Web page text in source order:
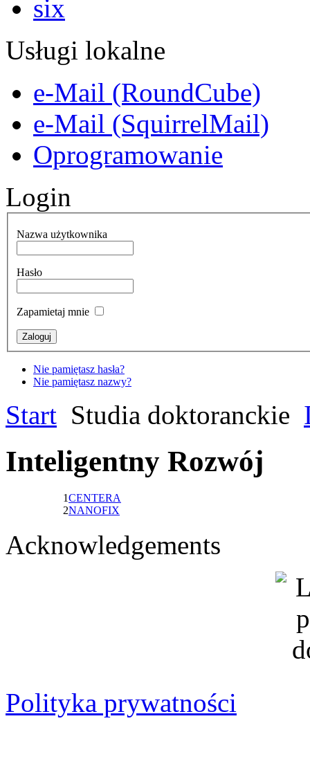
Usługi lokalne
e-Mail (RoundCube)
e-Mail (SquirrelMail)
Oprogramowanie
Login
Nazwa użytkownika
Hasło
Zapamietaj mnie
Nie pamiętasz hasła?
Nie pamiętasz nazwy?
Start Studia doktoranckie
Inteligentny Rozwój
1CENTERA
2NANOFIX
Acknowledgements
Polityka prywatności